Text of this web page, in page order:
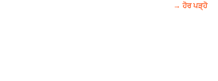
→ ਹੋਰ ਪੜ੍ਹੋ